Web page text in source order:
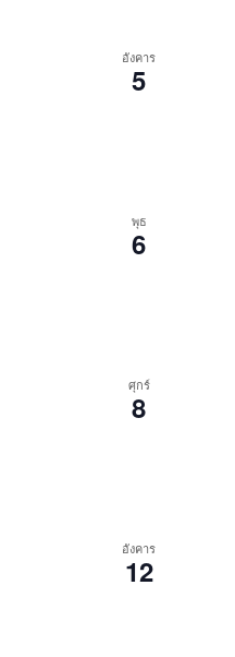
อังคาร
5
พุธ
6
ศุกร์
8
อังคาร
12